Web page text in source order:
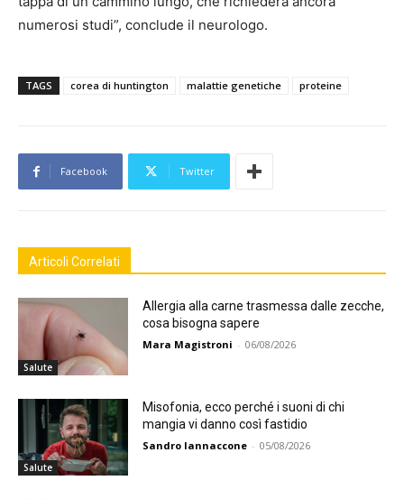
numerosi studi”, conclude il neurologo.
TAGS corea di huntington malattie genetiche proteine
Facebook Twitter
Articoli Correlati
Salute
Allergia alla carne trasmessa dalle zecche,
cosa bisogna sapere
Mara Magistroni - 06/08/2026
Salute
Misofonia, ecco perché i suoni di chi
mangia vi danno così fastidio
Sandro Iannaccone - 05/08/2026